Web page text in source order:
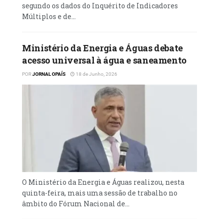
estava previsto para ser liquidado nos anos
seguintes. Entretanto, com o descalabro
do ano passado, em que viu perder os seus 16
lugares no Parlamento, a coligação, liderada
por Manuel Fernandes, pode- rá não honrar
com o compromisso e os termos acertados
com os fornecedores por dificuldades
O seu presidente, Manuel Fernandes, admitiu
que a organização está numa situação
financeira difícil que poderá, de alguma
forma, inviabilizar o pagamento da dívida
que vem da gestão do fundador da coligação,
Abel Chivukuvuku. “Não se pode dar sem ter.
E é uma divida que não foi contraída na
segundo os dados do Inquérito de Indicadores
Múltiplos e de...
Ministério da Energia e Águas debate
acesso universal à água e saneamento
PORJORNAL OPAÍS 18 de Junho, 2026
O Ministério da Energia e Águas realizou, nesta
quinta-feira, mais uma sessão de trabalho no
âmbito do Fórum Nacional de...